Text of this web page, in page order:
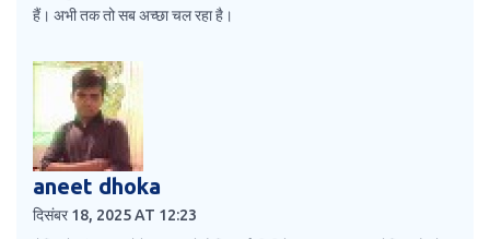
हैं। अभी तक तो सब अच्छा चल रहा है।
aneet dhoka
दिसंबर 18, 2025 AT 12:23